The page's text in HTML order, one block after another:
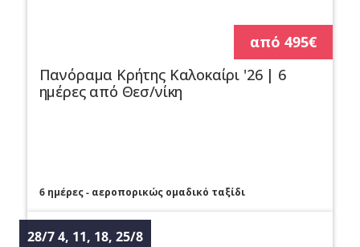
από 495€
Πανόραμα Κρήτης Καλοκαίρι '26 | 6
ημέρες από Θεσ/νίκη
6 ημέρες - αεροπορικώς ομαδικό ταξίδι
28/7 4, 11, 18, 25/8